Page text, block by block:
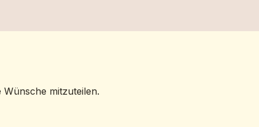
mitzuteilen.